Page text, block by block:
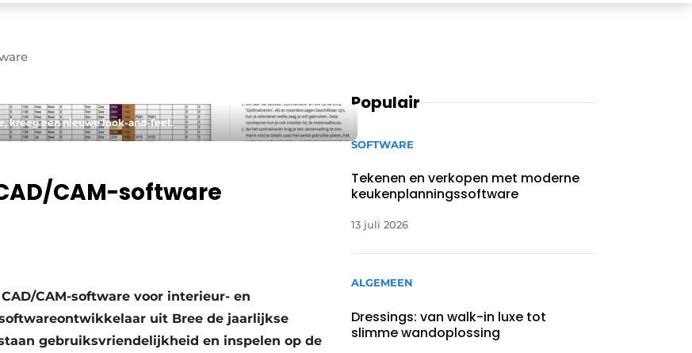
in de keuken-, woon-, en badkamerbranche
kreeg een nieuwe look-and-feel.
CAM-software
CAM-software voor interieur- en
uit Bree de jaarlijkse
gebruiksvriendelijkheid en inspelen op de
Populair
SOFTWARE
Tekenen en verkopen met moderne
keukenplanningssoftware
13 juli 2026
ALGEMEEN
Dressings: van walk-in luxe tot
slimme wandoplossing